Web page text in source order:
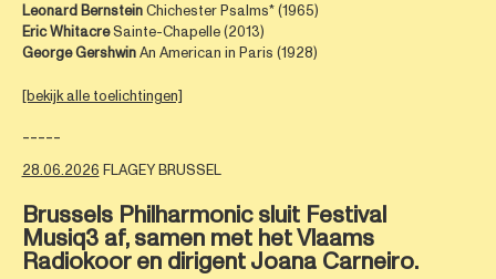
Leonard BernsteinChichester Psalms* (1965)
Eric WhitacreSainte-Chapelle (2013)
George GershwinAn American in Paris (1928)
[bekijk alle toelichtingen]
-----
28.06.2026 FLAGEY BRUSSEL
Brussels Philharmonic sluit Festival
Musiq3 af, samen met het Vlaams
Radiokoor en dirigent Joana Carneiro.